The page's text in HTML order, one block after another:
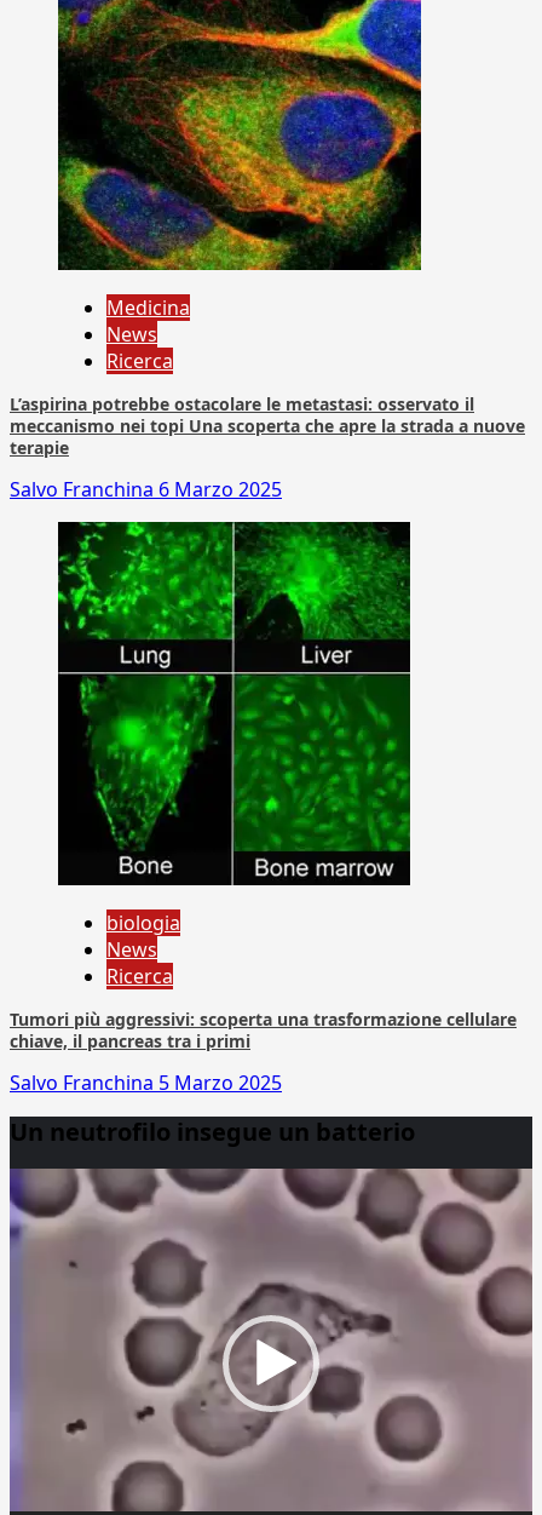
Medicina
News
Ricerca
L’aspirina potrebbe ostacolare le metastasi: osservato il
meccanismo nei topi Una scoperta che apre la strada a nuove
terapie
Salvo Franchina 6 Marzo 2025
biologia
News
Ricerca
Tumori più aggressivi: scoperta una trasformazione cellulare
chiave, il pancreas tra i primi
Salvo Franchina 5 Marzo 2025
Un neutrofilo insegue un batterio
Player